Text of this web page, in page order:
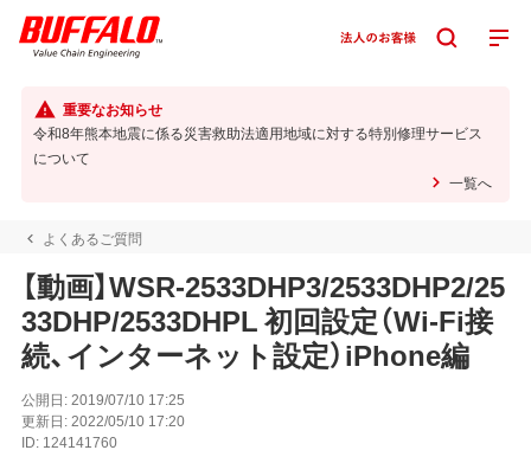
重要なお知らせ
令和8年熊本地震に係る災害救助法適用地域に対する特別修理サービス
について
一覧へ
よくあるご質問
【動画】WSR-2533DHP3/2533DHP2/25
33DHP/2533DHPL 初回設定（Wi-Fi接
続、インターネット設定）iPhone編
公開日:2019/07/10 17:25
更新日:2022/05/10 17:20
ID: 124141760